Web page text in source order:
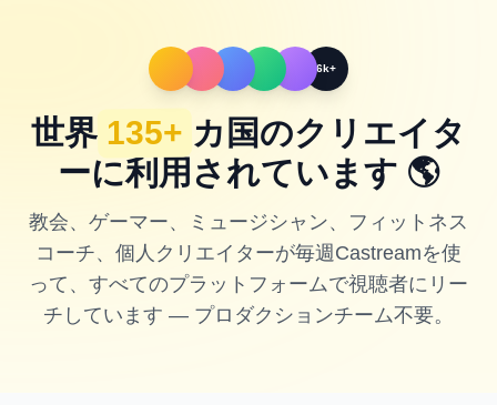
6k+
世界 135+ カ国のクリエイタ
ーに利用されています 🌎
教会、ゲーマー、ミュージシャン、フィットネス
コーチ、個人クリエイターが毎週Castreamを使
って、すべてのプラットフォームで視聴者にリー
チしています — プロダクションチーム不要。